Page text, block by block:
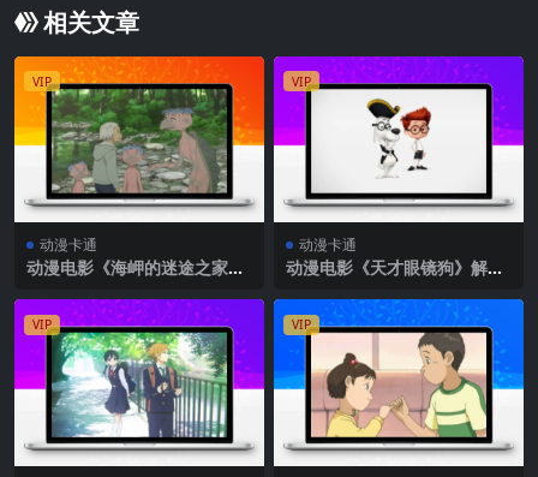
相关文章
VIP
动漫卡通
动漫电影《海岬的迷途之家》
VIP
动漫卡通
动漫电影《天才眼镜狗》解说
VIP VIP